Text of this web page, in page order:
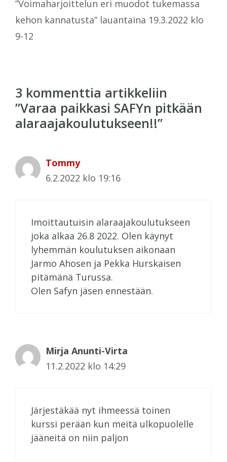
”Voimaharjoittelun eri muodot tukemassa
kehon kannatusta” lauantaina 19.3.2022 klo
9-12
3 kommenttia artikkeliin
”Varaa paikkasi SAFYn pitkään
alaraajakoulutukseen!!”
Tommy
6.2.2022 klo 19:16
Imoittautuisin alaraajakoulutukseen
joka alkaa 26.8 2022. Olen käynyt
lyhemmän koulutuksen aikonaan
Jarmo Ahosen ja Pekka Hurskaisen
pitämänä Turussa.
Olen Safyn jäsen ennestään.
Mirja Anunti-Virta
11.2.2022 klo 14:29
Järjestäkää nyt ihmeessä toinen
kurssi perään kun meitä ulkopuolelle
jääneitä on niin paljon